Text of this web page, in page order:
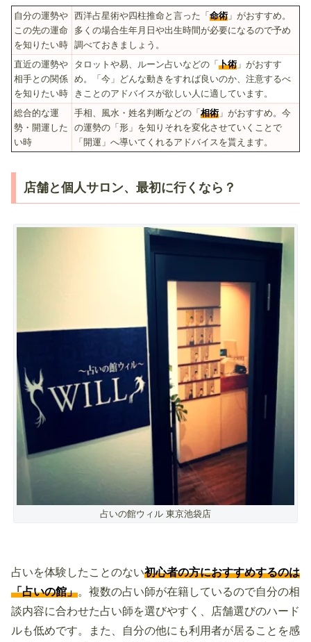
自分の運勢や
この先の運命
を知りたい時
西洋占星術や四柱推命と言った「 命術 」がおすすめ。
多くの場合生年月日や出生時間が必要になるので予め
調べておきましょう。
直近の運勢や
相手との関係
を知りたい時
タロットや易、ルーン占いなどの「 卜術 」がおすす
め。「今」どんな動きをすれば良いのか、注意するべ
きことのアドバイスが欲しい人に適しています。
総合的な運
勢・開運した
い時
手相、風水・姓名判断などの「 相術 」がおすすめ。今
の運勢の「形」を知りそれを変化させていくことで
「開運」へ導いてくれるアドバイスを貰えます。
店舗と個人サロン、最初に行くなら？
占いの館ウィル 東京池袋店
占いを体験したことのない初心者の方におすすめするのは
「占いの館」。複数の占い師が在籍しているので自分の相
談内容に合わせた占い師を選びやすく、店舗選びのハード
ルも低めです。また、自分の他にも利用者が居ることを感